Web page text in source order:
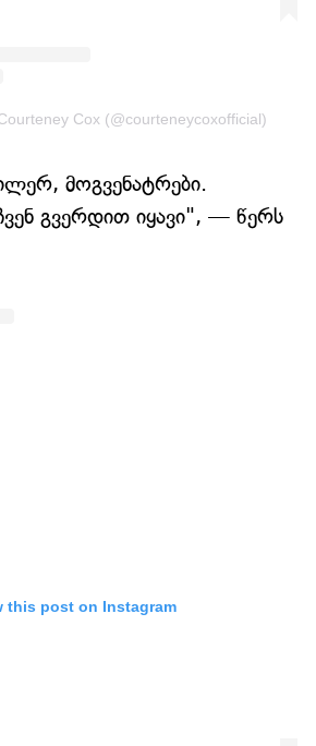
Cox (@courteneycoxofficial)
მოგვენატრები.
გვერდით იყავი", — წერს
this post on Instagram